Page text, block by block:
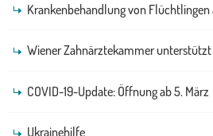
Krankenbehandlung von Flüchtlingen
Wiener Zahnärztekammer
COVID-19-Update: Öffnung ab 5. März
Ukrainehilfe